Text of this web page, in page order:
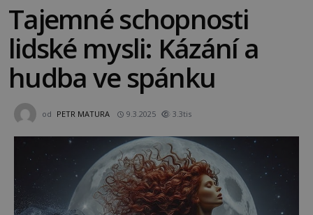
Tajemné schopnosti
lidské mysli: Kázání a
hudba ve spánku
od PETR MATURA 9.3.2025 3.3tis